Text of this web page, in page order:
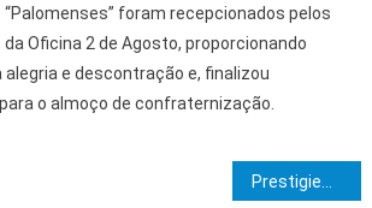
foram recepcionados pelos
Oficina 2 de Agosto, proporcionando
e descontração e, finalizou
o almoço de confraternização.
de Post Prestigiem meus Irmãos!